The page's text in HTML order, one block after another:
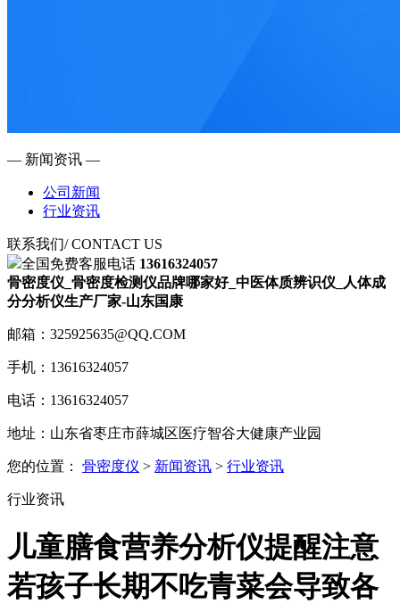
— 新闻资讯 —
公司新闻
行业资讯
联系我们/ CONTACT US
全国免费客服电话 13616324057
骨密度仪_骨密度检测仪品牌哪家好_中医体质辨识仪_人体成
分分析仪生产厂家-山东国康
邮箱：325925635@QQ.COM
手机：13616324057
电话：13616324057
地址：山东省枣庄市薛城区医疗智谷大健康产业园
您的位置： 骨密度仪 > 新闻资讯 > 行业资讯
行业资讯
儿童膳食营养分析仪提醒注意
若孩子长期不吃青菜会导致各